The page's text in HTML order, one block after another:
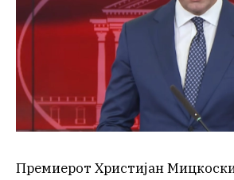
Премиерот Христијан